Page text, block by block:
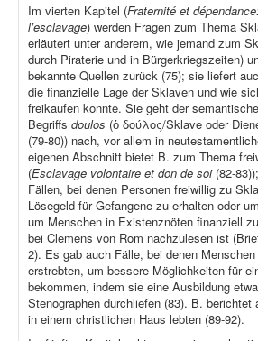
Im vierten Kapitel (Fraternité et
l’esclavage) werden Fragen zum Thema
erläutert unter anderem, wie jemand zum
durch Piraterie und in Bürgerkriegszeiten)
bekannte Quellen zurück (75); sie liefert
die finanzielle Lage der Sklaven und wie
freikaufen konnte. Sie geht der
Begriffs doulos (ὁ δούλος/Sklave oder
(79-80)) nach, vor allem in
eigenen Abschnitt bietet B. zum Thema
(Esclavage volontaire et don de soi(82-
Fällen, bei denen Personen freiwillig zu
Lösegeld für Gefangene zu erhalten oder
um Menschen in Existenznöten finanziell
bei Clemens von Rom nachzulesen ist
2). Es gab auch Fälle, bei denen
erstrebten, um bessere Möglichkeiten für
bekommen, indem sie eine Ausbildung
Stenographen durchliefen (83). B.
in einem christlichen Haus lebten (89-92).